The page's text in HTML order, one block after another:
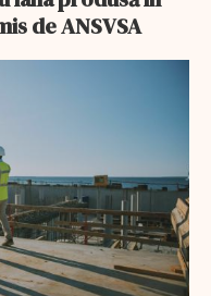
de ANSVSA